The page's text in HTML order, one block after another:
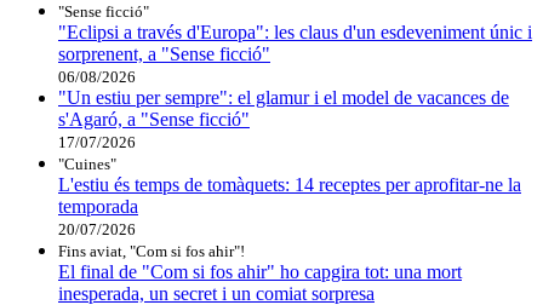
"Sense ficció"
"Eclipsi a través d'Europa": les claus d'un esdeveniment únic i
sorprenent, a "Sense ficció"
06/08/2026
"Un estiu per sempre": el glamur i el model de vacances de
s'Agaró, a "Sense ficció"
17/07/2026
"Cuines"
L'estiu és temps de tomàquets: 14 receptes per aprofitar-ne la
temporada
20/07/2026
Fins aviat, "Com si fos ahir"!
El final de "Com si fos ahir" ho capgira tot: una mort
inesperada, un secret i un comiat sorpresa